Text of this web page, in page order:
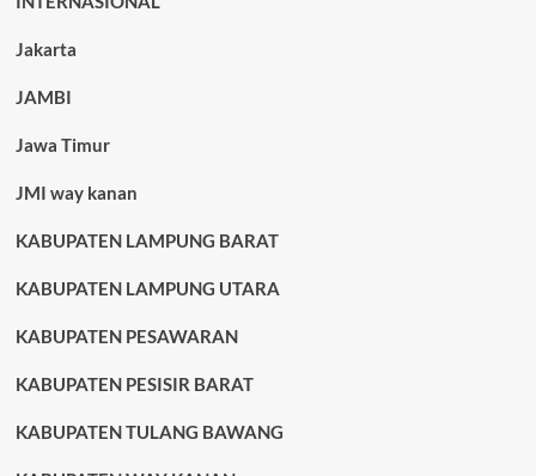
Jakarta
JAMBI
Jawa Timur
JMI way kanan
KABUPATEN LAMPUNG BARAT
KABUPATEN LAMPUNG UTARA
KABUPATEN PESAWARAN
KABUPATEN PESISIR BARAT
KABUPATEN TULANG BAWANG